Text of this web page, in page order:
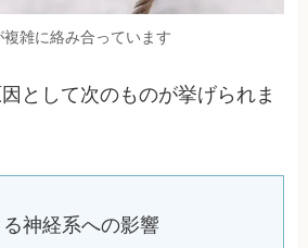
複雑に絡み合っています
として次のものが挙げられま
神経系への影響